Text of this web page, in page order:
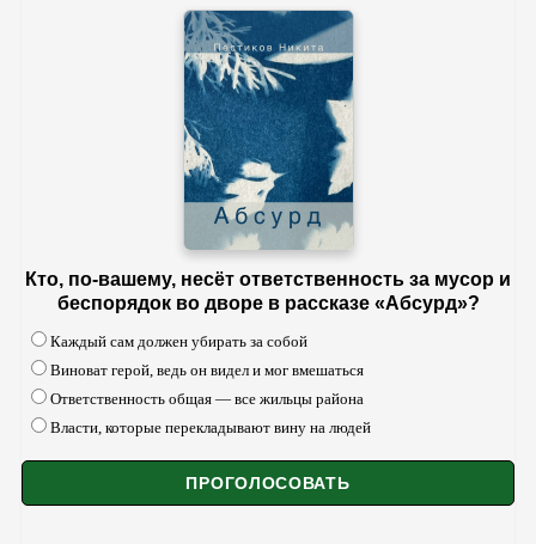
Кто, по-вашему, несёт ответственность за мусор и
беспорядок во дворе в рассказе «Абсурд»?
Каждый сам должен убирать за собой
Виноват герой, ведь он видел и мог вмешаться
Ответственность общая — все жильцы района
Власти, которые перекладывают вину на людей